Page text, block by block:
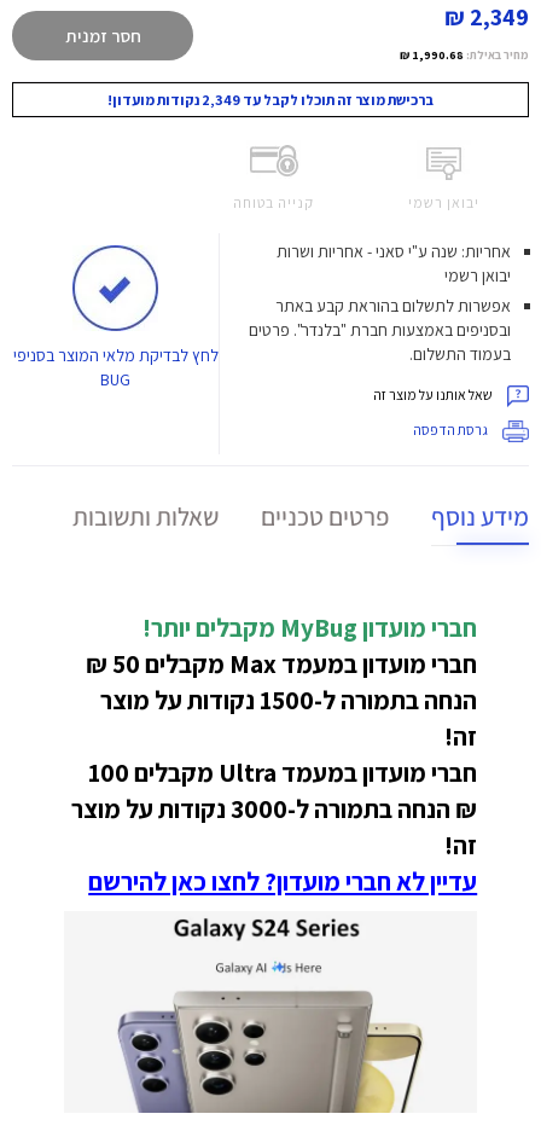
2,349 ₪
מחיר באילת: 1,990.68 ₪
חסר זמנית
ברכישת מוצר זה תוכלו לקבל עד 2,349 נקודות מועדון!
יבואן רשמי קנייה בטוחה
אחריות: שנה ע"י סאני - אחריות ושרות
יבואן רשמי
אפשרות לתשלום בהוראת קבע באתר
ובסניפים באמצעות חברת "בלנדר". פרטים
בעמוד התשלום.
שאל אותנו על מוצר זה
גרסת הדפסה
לחץלבדיקת מלאי המוצר בסניפי
BUG
מידע נוסף פרטים טכניים שאלות ותשובות
חברי מועדון MyBug מקבלים יותר!
חברי מועדון במעמד Max מקבלים 50
₪
הנחה בתמורה ל-1500 נקודות על מוצר
זה!
חברי מועדון במעמד Ultra מקבלים 100
₪
הנחה בתמורה ל-3000 נקודות על מוצר
זה!
עדיין לא חברי מועדון? לחצו כאן להירשם